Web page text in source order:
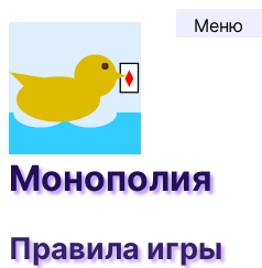
к содержимому ↓
Меню
Монополия
Правила игры